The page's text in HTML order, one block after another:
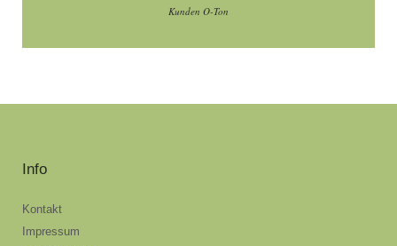
Kunden O-Ton
Info
Kontakt
Impressum